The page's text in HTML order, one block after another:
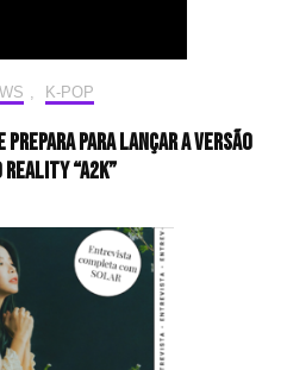
K-POP
prepara para lançar a versão
“A2K”